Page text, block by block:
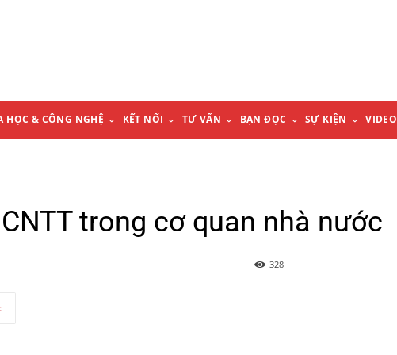
HỌC & CÔNG NGHỆ KẾT NỐI TƯ VẤN BẠN ĐỌC SỰ KIỆN VIDEO
trong cơ quan nhà nước
328